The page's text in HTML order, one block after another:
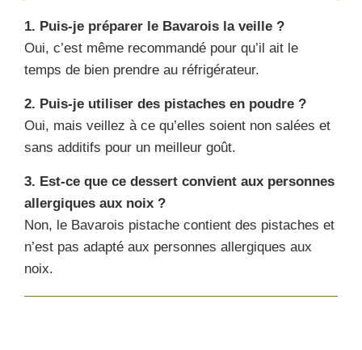
1. Puis-je préparer le Bavarois la veille ?
Oui, c’est même recommandé pour qu’il ait le
temps de bien prendre au réfrigérateur.
2. Puis-je utiliser des pistaches en poudre ?
Oui, mais veillez à ce qu’elles soient non salées et
sans additifs pour un meilleur goût.
3. Est-ce que ce dessert convient aux personnes
allergiques aux noix ?
Non, le Bavarois pistache contient des pistaches et
n’est pas adapté aux personnes allergiques aux
noix.